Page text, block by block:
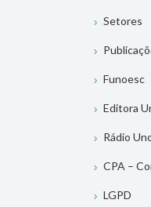
Setores
Funoesc
Editora
Rádio
CPA –
LGPD